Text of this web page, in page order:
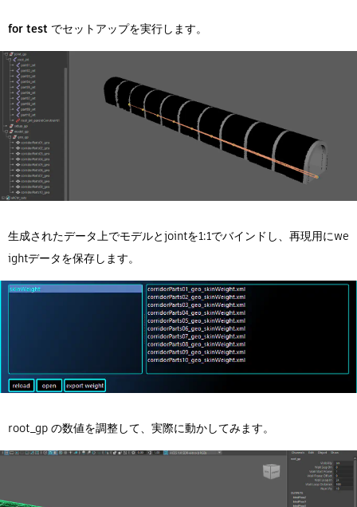
for test でセットアップを実行します。
生成されたデータ上でモデルとjointを1:1でバインドし、再現用にwe
ightデータを保存します。
root_gp の数値を調整して、実際に動かしてみます。